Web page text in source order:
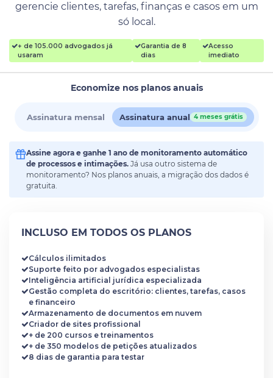
gerencie clientes, tarefas, finanças e casos em um
só local.
+ de 105.000 advogados já
usaram
Garantia de 8
dias
Acesso
imediato
Economize nos planos anuais
Assinatura mensal Assinatura anual 4 meses grátis
Assine agora e ganhe 1 ano de monitoramento automático
de processos e intimações. Já usa outro sistema de
monitoramento? Nos planos anuais, a migração dos dados é
gratuita.
INCLUSO EM TODOS OS PLANOS
Cálculos ilimitados
Suporte feito por advogados especialistas
Inteligência artificial jurídica especializada
Gestão completa do escritório: clientes, tarefas, casos
e financeiro
Armazenamento de documentos em nuvem
Criador de sites profissional
+ de 200 cursos e treinamentos
+ de 350 modelos de petições atualizados
8 dias de garantia para testar